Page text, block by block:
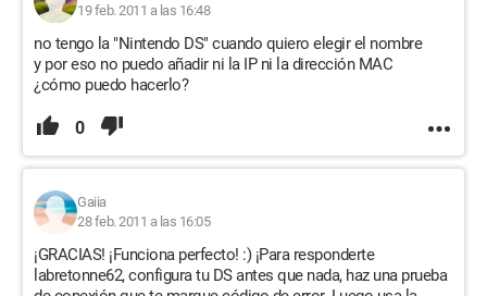
19 feb. 2011 a las 16:48
no tengo la "Nintendo DS" cuando quiero elegir el nombre
y por eso no puedo añadir ni la IP ni la dirección MAC
¿cómo puedo hacerlo?
0
Gaiia
28 feb. 2011 a las 16:05
¡GRACIAS! ¡Funciona perfecto! :) ¡Para responderte
labretonne62, configura tu DS antes que nada, haz una prueba